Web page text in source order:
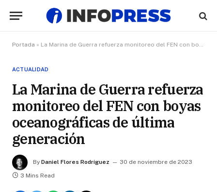
Portada » La Marina de Guerra refuerza monitoreo del FEN con boyas oceanográficas de última generación
ACTUALIDAD
La Marina de Guerra refuerza
monitoreo del FEN con boyas
oceanográficas de última
generación
By Daniel Flores Rodríguez
30 de noviembre de 2023
3 Mins Read